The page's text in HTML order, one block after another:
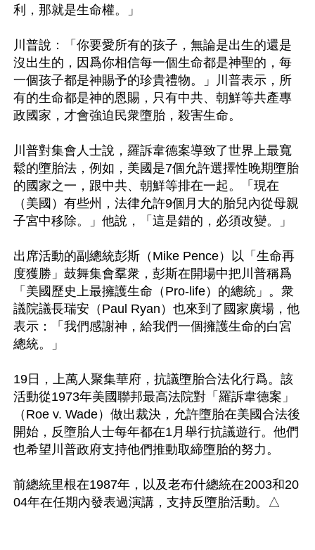
利，那就是生命權。」
川普說：「你要愛所有的孩子，無論是出生的還是
沒出生的，因爲你相信每一個生命都是神聖的，每
一個孩子都是神賜予的珍貴禮物。」川普表示，所
有的生命都是神的恩賜，只有中共、朝鮮等共產專
政國家，才會強迫民衆墮胎，殺害生命。
川普對集會人士說，羅訴韋德案導致了世界上最寬
鬆的墮胎法，例如，美國是7個允許選擇性晚期墮胎
的國家之一，跟中共、朝鮮等排在一起。「現在
（美國）有些州，法律允許9個月大的胎兒內從母親
子宮中移除。」他說，「這是錯的，必須改變。」
出席活動的副總統彭斯（Mike Pence）以「生命再
度獲勝」鼓舞集會羣衆，彭斯在開場中把川普稱爲
「美國歷史上最擁護生命（Pro-life）的總統」。衆
議院議長瑞安（Paul Ryan）也來到了國家廣場，他
表示：「我們感謝神，給我們一個擁護生命的白宮
總統。」
19日，上萬人聚集華府，抗議墮胎合法化行爲。該
活動從1973年美國聯邦最高法院對「羅訴韋德案」
（Roe v. Wade）做出裁決，允許墮胎在美國合法後
開始，反墮胎人士每年都在1月舉行抗議遊行。他們
也希望川普政府支持他們推動取締墮胎的努力。
前總統里根在1987年，以及老布什總統在2003和20